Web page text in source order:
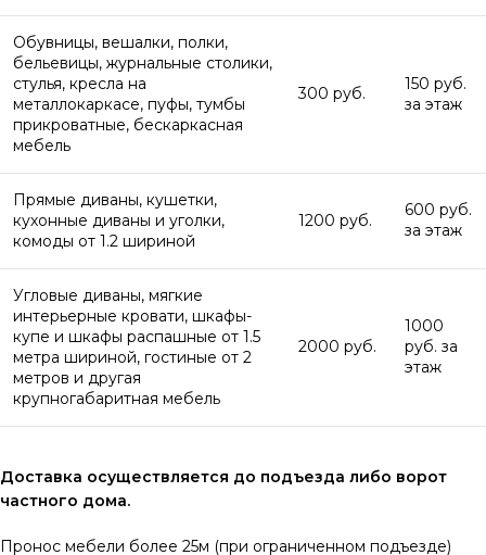
Обувницы, вешалки, полки,
бельевицы, журнальные столики,
стулья, кресла на
металлокаркасе, пуфы, тумбы
прикроватные, бескаркасная
мебель
300 руб.
150 руб.
за этаж
Прямые диваны, кушетки,
кухонные диваны и уголки,
комоды от 1.2 шириной
1200 руб.
600 руб.
за этаж
Угловые диваны, мягкие
интерьерные кровати, шкафы-
купе и шкафы распашные от 1.5
метра шириной, гостиные от 2
метров и другая
крупногабаритная мебель
2000 руб.
1000
руб. за
этаж
Доставка осуществляется до подъезда либо ворот
частного дома.
Пронос мебели более 25м (при ограниченном подъезде)